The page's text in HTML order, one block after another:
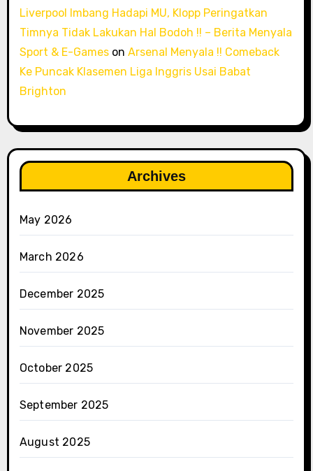
Liverpool Imbang Hadapi MU, Klopp Peringatkan
Timnya Tidak Lakukan Hal Bodoh !! – Berita Menyala
Sport & E-Gameson Arsenal Menyala !! Comeback
Ke Puncak Klasemen Liga Inggris Usai Babat
Brighton
Archives
May 2026
March 2026
December 2025
November 2025
October 2025
September 2025
August 2025